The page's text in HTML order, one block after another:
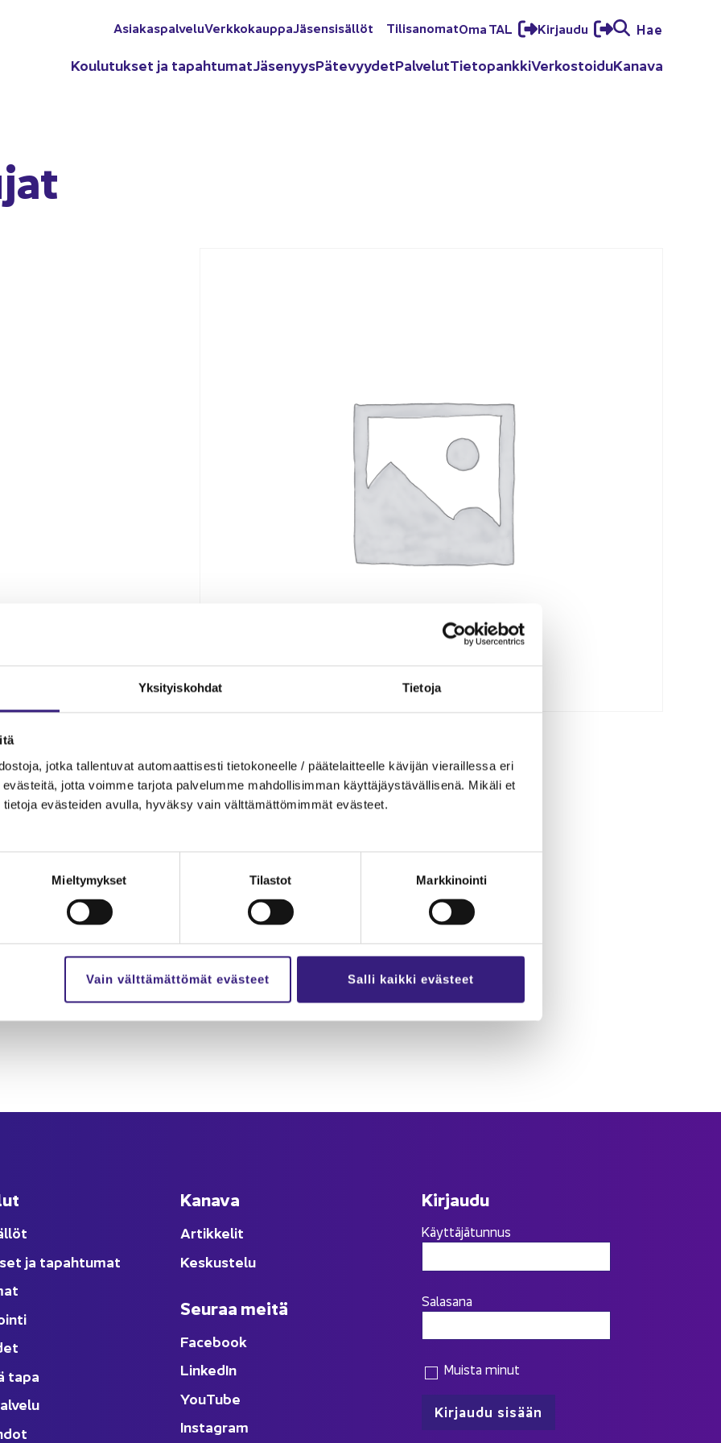
Yk­si­tyis­koh­dat Tie­to­ja
jotka tal­len­tu­vat au­to­maat­ti­ses­ti tie­to­ko­neel­le / pää­te­lait­teel­le kä­vi­jän vie­rail­les­sa eri
jotta voim­me tar­jo­ta pal­ve­lum­me mah­dol­li­sim­man käyt­tä­jäys­tä­väl­li­se­nä. Mi­kä­li et
eväs­tei­den avul­la, hy­väk­sy vain vält­tä­mät­tö­mim­mät eväs­teet.
Mieltymykset Tilastot Markkinointi
Vain välttämättömät evästeet Salli kaikki evästeet
Asia­kas­pal­ve­luVerk­ko­kaup­paJä­sen­si­säl­löt Ti­li­sa­no­matOma TAL Kir­jau­du Hae
Kou­lu­tuk­set ja ta­pah­tu­matJä­se­nyysPä­te­vyy­detPal­ve­lutTie­to­pank­kiVer­kos­toi­duKa­na­va
€ (alv 0%)
ja ta­pah­tu­mat
tapa
Ka­na­va
Ar­tik­ke­lit
Kes­kus­te­lu
Seu­raa meitä
Face­book
Lin­ke­dIn
YouTube
Ins­ta­gram
Kir­jau­du
Käyttäjätunnus
Salasana
Muista minut